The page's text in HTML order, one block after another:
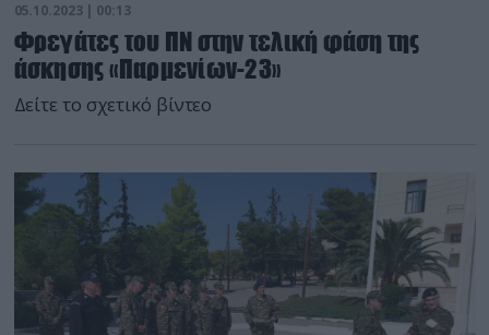
05.10.2023 | 00:13
Φρεγάτες του ΠΝ στην τελική φάση της
άσκησης «Παρμενίων-23»
Δείτε το σχετικό βίντεο